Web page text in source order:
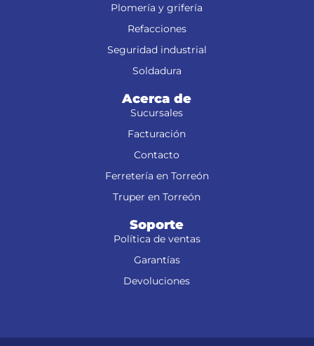
Plomería y grifería
Refacciones
Seguridad industrial
Soldadura
Acerca de
Sucursales
Facturación
Contacto
Ferretería en Torreón
Truper en Torreón
Soporte
Política de ventas
Garantías
Devoluciones